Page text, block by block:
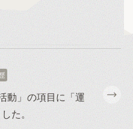
動」の項目に「運
た。